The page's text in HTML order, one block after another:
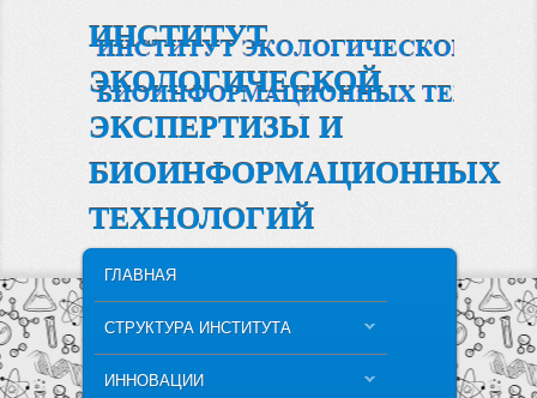
ИНСТИТУТ
ЭКОЛОГИЧЕСКОЙ
ЭКСПЕРТИЗЫ И
БИОИНФОРМАЦИОННЫХ
ТЕХНОЛОГИЙ
SKIP TO PRIMARY CONTENT
SKIP TO SECONDARY CONTENT
ГЛАВНАЯ
СТРУКТУРА ИНСТИТУТА
ИННОВАЦИИ